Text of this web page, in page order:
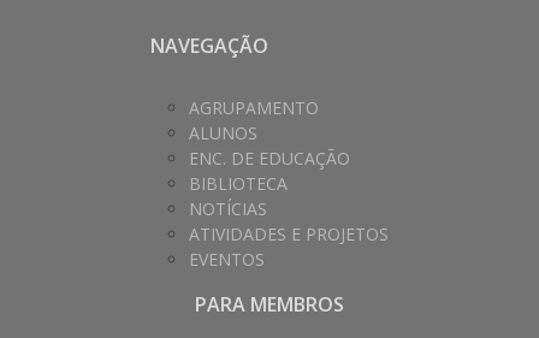
NAVEGAÇÃO
AGRUPAMENTO
ALUNOS
ENC. DE EDUCAÇÃO
BIBLIOTECA
NOTÍCIAS
ATIVIDADES E PROJETOS
EVENTOS
PARA MEMBROS